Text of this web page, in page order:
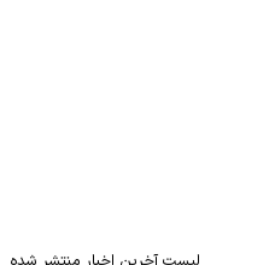
لیست آخرین اخبار منتشر شده